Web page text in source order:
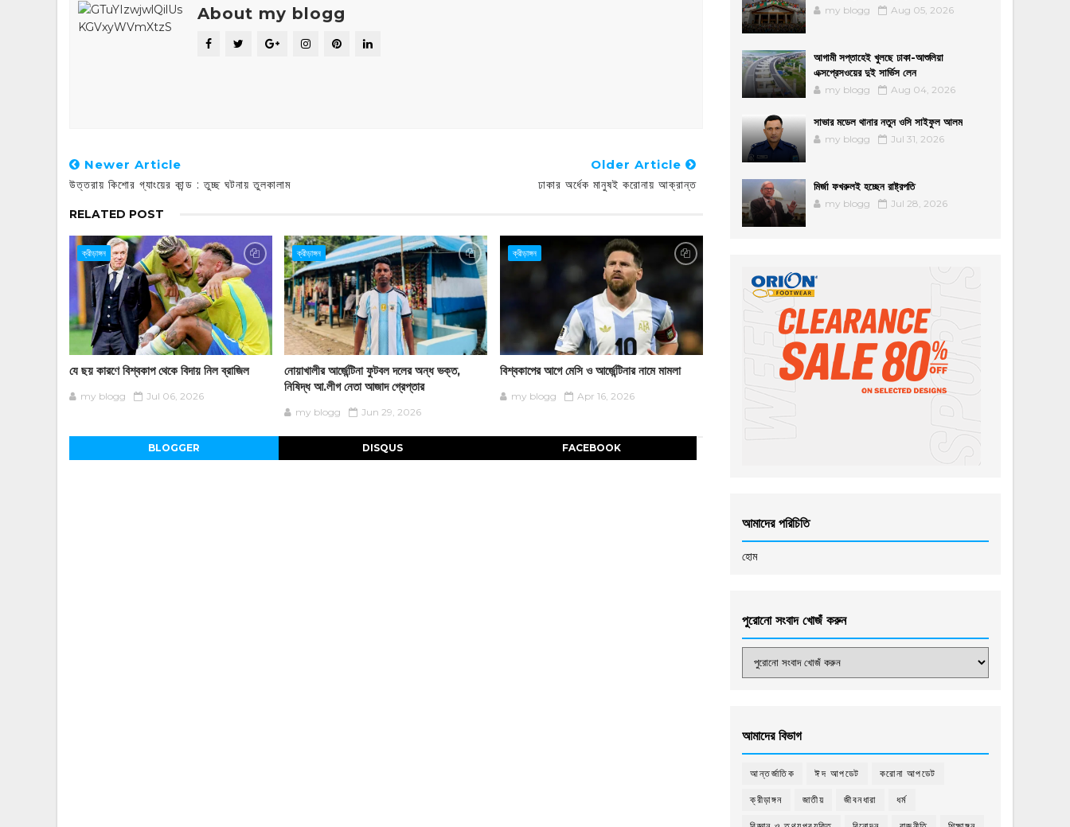
About my blogg
Newer Article
উত্তরায় কিশোর গ্যাংয়ের কান্ড : তুচ্ছ ঘটনায় তুলকালাম
Older Article
ঢাকার অর্ধেক মানুষই করোনায় আক্রান্ত
RELATED POST
ক্রীড়াঙ্গন
যে ছয় কারণে বিশ্বকাপ থেকে বিদায় নিল ব্রাজিল
my blogg Jul 06, 2026
ক্রীড়াঙ্গন
নোয়াখালীর আর্জেন্টিনা ফুটবল দলের অন্ধ ভক্ত,
নিষিদ্ধ আ.লীগ নেতা আজাদ গ্রেপ্তার
my blogg Jun 29, 2026
ক্রীড়াঙ্গন
বিশ্বকাপের আগে মেসি ও আর্জেন্টিনার নামে মামলা
my blogg Apr 16, 2026
BLOGGER DISQUS FACEBOOK
my blogg Aug 05, 2026
আগামী সপ্তাহেই খুলছে ঢাকা-আশুলিয়া
এক্সপ্রেসওয়ের দুই সার্ভিস লেন
my blogg Aug 04, 2026
সাভার মডেল থানার নতুন ওসি সাইফুল আলম
my blogg Jul 31, 2026
মির্জা ফখরুলই হচ্ছেন রাষ্ট্রপতি
my blogg Jul 28, 2026
আমাদের পরিচিতি
হোম
পুরোনো সংবাদ খোজঁ করুন
আমাদের বিভাগ
আন্তর্জাতিক ঈদ আপডেট করোনা আপডেট
ক্রীড়াঙ্গন জাতীয় জীবনধারা ধর্ম